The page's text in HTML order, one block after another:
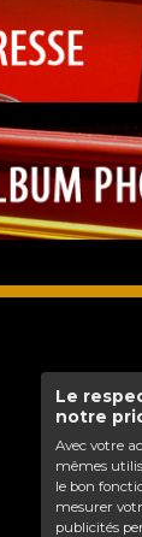
Le
notre
Avec votre
mêmes
le bon
mesurer
publicités
Haut